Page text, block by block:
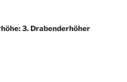
3. Drabenderhöher